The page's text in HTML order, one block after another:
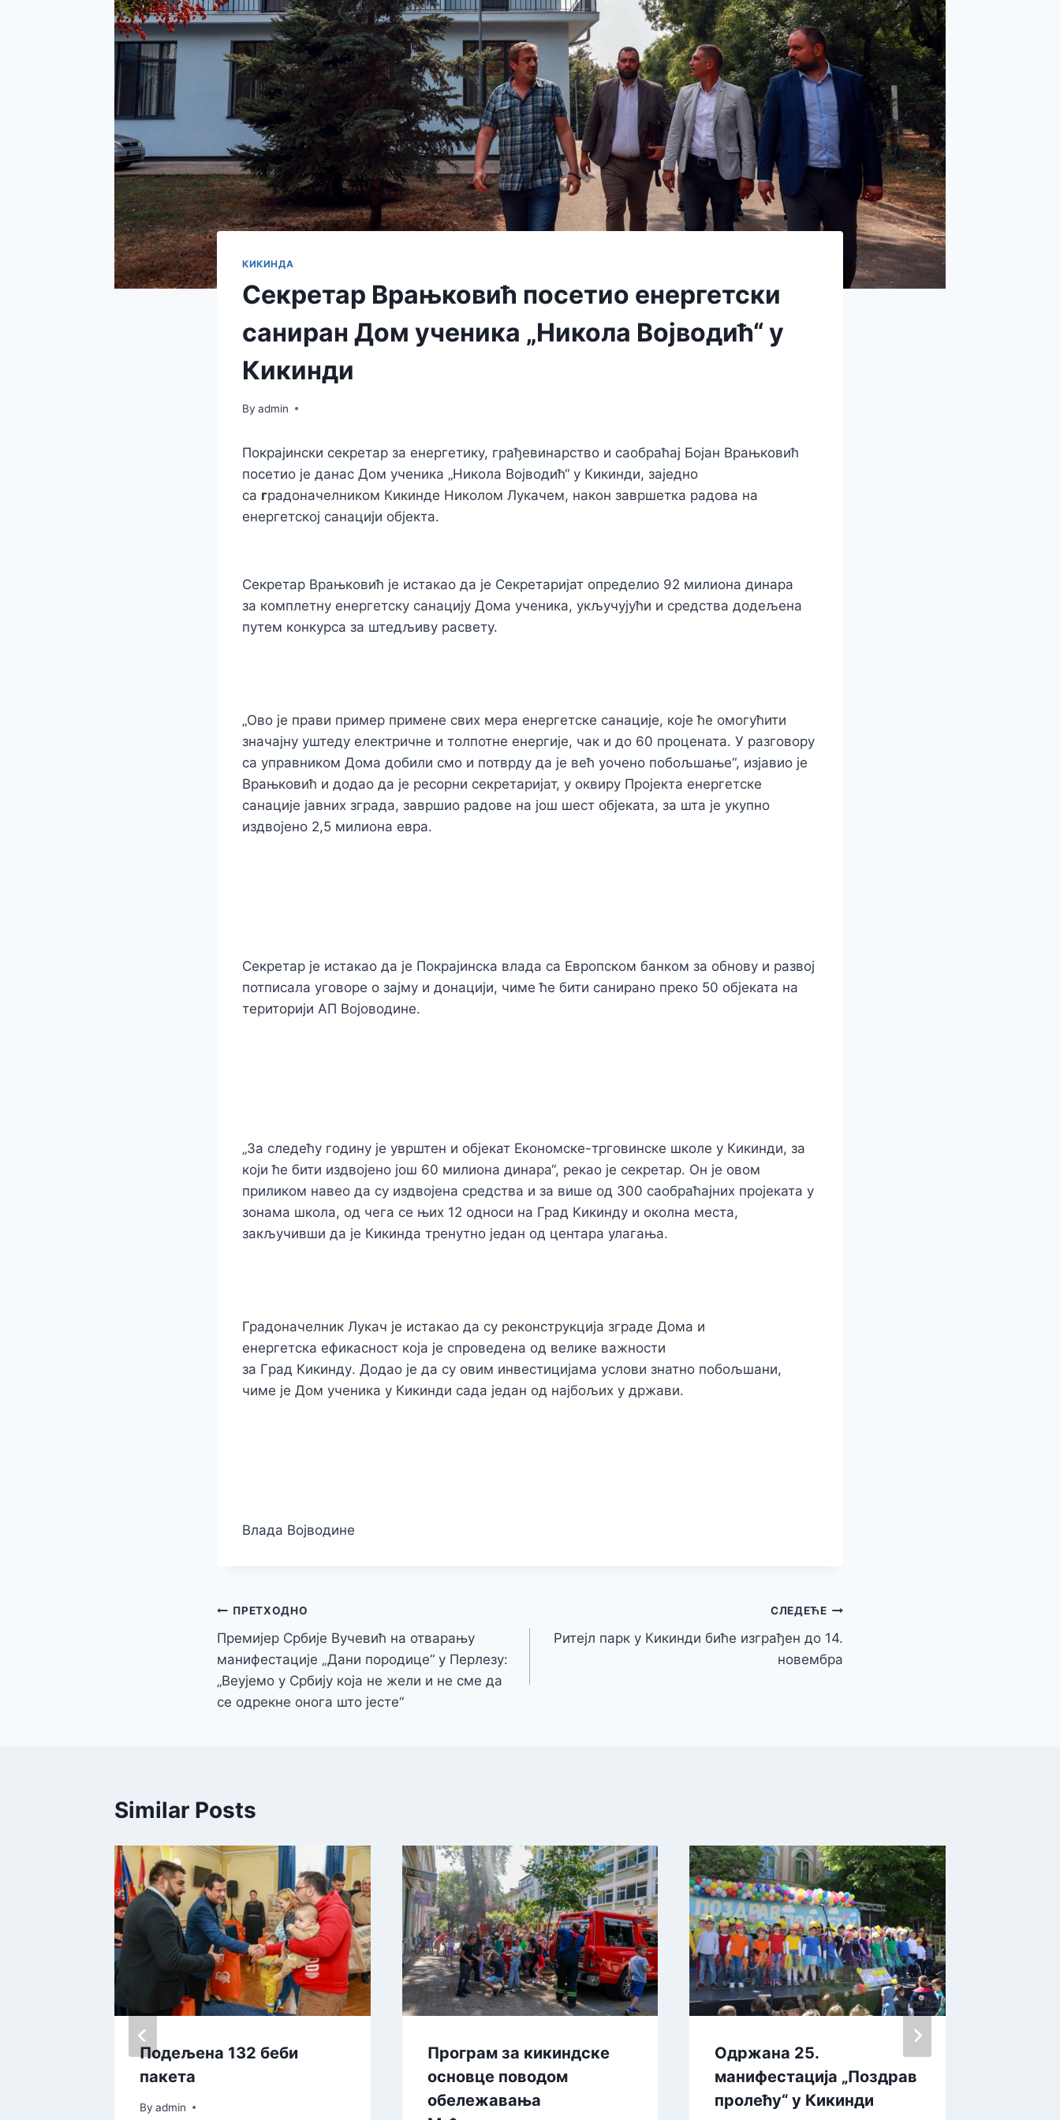
КИКИНДА
Секретар Врањковић посетио енергетски
саниран Дом ученика „Никола Војводић“ у
Кикинди
By admin
Покрајински секретар за енергетику, грађевинарство и саобраћај Бојан Врањковић
посетио је данас Дом ученика „Никола Војводић“ у Кикинди, заједно
са градоначелником Кикинде Николом Лукачем, након завршетка радова на
енергетској санацији објекта.
Секретар Врањковић је истакао да је Секретаријат определио 92 милиона динара
за комплетну енергетску санацију Дома ученика, укључујући и средства додељена
путем конкурса за штедљиву расвету.
„Ово је прави пример примене свих мера енергетске санације, које ће омогућити
значајну уштеду електричне и толпотне енергије, чак и до 60 процената. У разговору
са управником Дома добили смо и потврду да је већ уочено побољшање“, изјавио је
Врањковић и додао да је ресорни секретаријат, у оквиру Пројекта енергетске
санације јавних зграда, завршио радове на још шест објеката, за шта је укупно
издвојено 2,5 милиона евра.
Секретар је истакао да је Покрајинска влада са Европском банком за обнову и развој
потписала уговоре о зајму и донацији, чиме ће бити санирано преко 50 објеката на
територији АП Војоводине.
„За следећу годину је уврштен и објекат Економске-трговинске школе у Кикинди, за
који ће бити издвојено још 60 милиона динара“, рекао је секретар. Он је овом
приликом навео да су издвојена средства и за више од 300 саобраћајних пројеката у
зонама школа, од чега се њих 12 односи на Град Кикинду и околна места,
закључивши да је Кикинда тренутно један од центара улагања.
Градоначелник Лукач је истакао да су реконструкција зграде Дома и
енергетска ефикасност која је спроведена од велике важности
за Град Кикинду. Додао је да су овим инвестицијама услови знатно побољшани,
чиме је Дом ученика у Кикинди сада један од најбољих у држави.
Влада Војводине
Кретање
чланка
ПРЕТХОДНО
Премијер Србије Вучевић на отварању
манифестације „Дани породице“ у Перлезу:
„Веујемо у Србију која не жели и не сме да
се одрекне онога што јесте“
СЛЕДЕЋЕ
Ритејл парк у Кикинди биће изграђен до 14.
новембра
Similar Posts
Подељена 132 беби
пакета
By admin
Програм за кикиндске
основце поводом
обележавања
Одржана 25.
манифестација „Поздрав
пролећу“ у Кикинди